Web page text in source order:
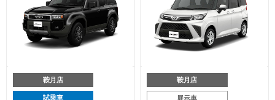
鞍月店
試乗車
鞍月店
展示車